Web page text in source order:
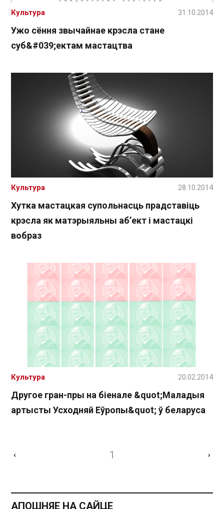
Ужо сёння звычайнае крэсла стане
суб&#039;ектам мастацтва
Культура 31.10.2014
Хутка мастацкая супольнасць прадставіць
крэсла як матэрыяльны аб’ект і мастацкі
вобраз
Культура 28.10.2014
Другое гран-пры на біенале &quot;Маладыя
артысты Усходняй Еўропы&quot; ў беларуса
Культура 20.02.2014
‹ 1 ›
АПОШНЯЕ НА САЙЦЕ